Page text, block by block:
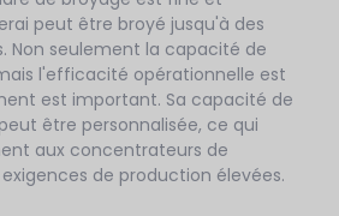
peut être broyé jusqu'à des
Non seulement la capacité de
l'efficacité opérationnelle est
est important. Sa capacité de
être personnalisée, ce qui
aux concentrateurs de
de production élevées.